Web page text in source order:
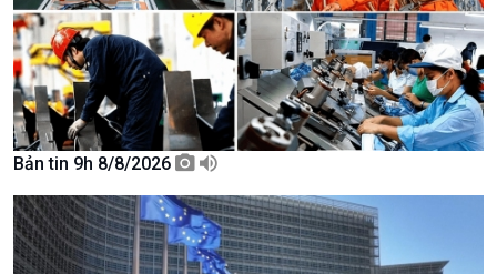
Bản tin 9h 8/8/2026